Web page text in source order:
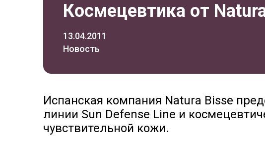
Космецевтика от
13.04.2011
Новость
Испанская компания Natura Bisse
линии Sun Defense Line и
чувствительной кожи.